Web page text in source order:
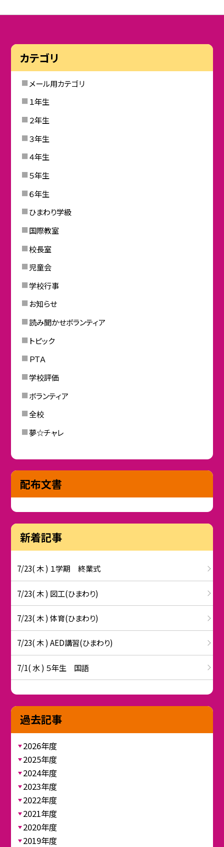
カテゴリ
メール用カテゴリ
１年生
２年生
３年生
４年生
５年生
６年生
ひまわり学級
国際教室
校長室
児童会
学校行事
お知らせ
読み聞かせボランティア
トピック
ＰＴＡ
学校評価
ボランティア
全校
夢☆チャレ
配布文書
新着記事
7/23( 木 ) １学期 終業式
7/23( 木 ) 図工(ひまわり)
7/23( 木 ) 体育(ひまわり)
7/23( 木 ) AED講習(ひまわり)
7/1( 水 ) ５年生 国語
過去記事
2026年度
2025年度
2024年度
2023年度
2022年度
2021年度
2020年度
2019年度